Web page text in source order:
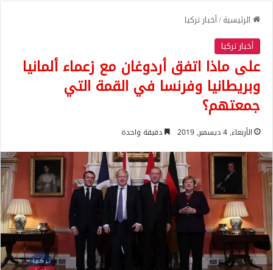
الرئيسية/أخبار تركيا
أخبار تركيا
على ماذا اتفق أردوغان مع زعماء ألمانيا
وبريطانيا وفرنسا في القمة التي
جمعتهم؟
الأربعاء, 4 ديسمبر, 2019 دقيقة واحدة